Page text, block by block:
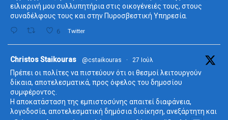
ειλικρινή μου συλλυπητήρια στις οικογένειές τους, στους
συναδέλφους τους και στην Πυροσβεστική Υπηρεσία.
6 Twitter
Christos Staikouras @cstaikouras · 27 Ιούλ
Πρέπει οι πολίτες να πιστεύουν ότι οι θεσμοί λειτουργούν
δίκαια, αποτελεσματικά, προς όφελος του δημοσίου
συμφέροντος.
Η αποκατάσταση της εμπιστοσύνης απαιτεί διαφάνεια,
λογοδοσία, αποτελεσματική δημόσια διοίκηση, ανεξάρτητη και